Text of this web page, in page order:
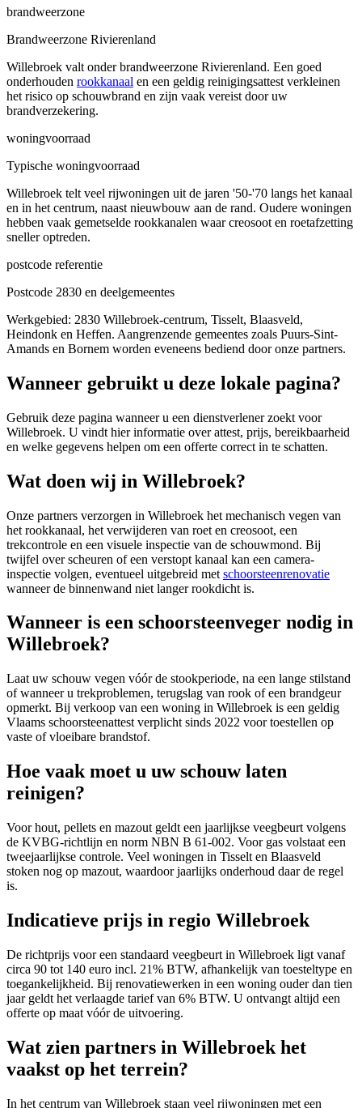
brandweerzone
Brandweerzone Rivierenland
Willebroek valt onder brandweerzone Rivierenland. Een goed
onderhouden rookkanaal en een geldig reinigingsattest verkleinen
het risico op schouwbrand en zijn vaak vereist door uw
brandverzekering.
woningvoorraad
Typische woningvoorraad
Willebroek telt veel rijwoningen uit de jaren '50-'70 langs het kanaal
en in het centrum, naast nieuwbouw aan de rand. Oudere woningen
hebben vaak gemetselde rookkanalen waar creosoot en roetafzetting
sneller optreden.
postcode referentie
Postcode 2830 en deelgemeentes
Werkgebied: 2830 Willebroek-centrum, Tisselt, Blaasveld,
Heindonk en Heffen. Aangrenzende gemeentes zoals Puurs-Sint-
Amands en Bornem worden eveneens bediend door onze partners.
Wanneer gebruikt u deze lokale pagina?
Gebruik deze pagina wanneer u een dienstverlener zoekt voor
Willebroek. U vindt hier informatie over attest, prijs, bereikbaarheid
en welke gegevens helpen om een offerte correct in te schatten.
Wat doen wij in Willebroek?
Onze partners verzorgen in Willebroek het mechanisch vegen van
het rookkanaal, het verwijderen van roet en creosoot, een
trekcontrole en een visuele inspectie van de schouwmond. Bij
twijfel over scheuren of een verstopt kanaal kan een camera-
inspectie volgen, eventueel uitgebreid met schoorsteenrenovatie
wanneer de binnenwand niet langer rookdicht is.
Wanneer is een schoorsteenveger nodig in
Willebroek?
Laat uw schouw vegen vóór de stookperiode, na een lange stilstand
of wanneer u trekproblemen, terugslag van rook of een brandgeur
opmerkt. Bij verkoop van een woning in Willebroek is een geldig
Vlaams schoorsteenattest verplicht sinds 2022 voor toestellen op
vaste of vloeibare brandstof.
Hoe vaak moet u uw schouw laten
reinigen?
Voor hout, pellets en mazout geldt een jaarlijkse veegbeurt volgens
de KVBG-richtlijn en norm NBN B 61-002. Voor gas volstaat een
tweejaarlijkse controle. Veel woningen in Tisselt en Blaasveld
stoken nog op mazout, waardoor jaarlijks onderhoud daar de regel
is.
Indicatieve prijs in regio Willebroek
De richtprijs voor een standaard veegbeurt in Willebroek ligt vanaf
circa 90 tot 140 euro incl. 21% BTW, afhankelijk van toesteltype en
toegankelijkheid. Bij renovatiewerken in een woning ouder dan tien
jaar geldt het verlaagde tarief van 6% BTW. U ontvangt altijd een
offerte op maat vóór de uitvoering.
Wat zien partners in Willebroek het
vaakst op het terrein?
In het centrum van Willebroek staan veel rijwoningen met een